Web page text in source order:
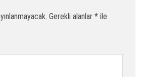
Gerekli alanlar * ile